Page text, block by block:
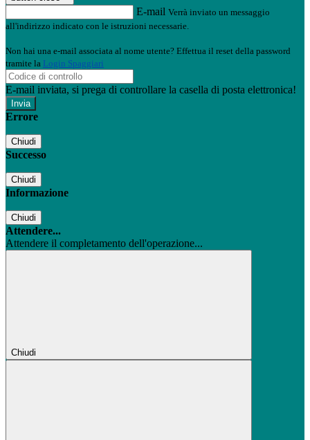
E-mail Verrà inviato un messaggio
all'indirizzo indicato con le istruzioni necessarie.
Non hai una e-mail associata al nome utente? Effettua il reset della password
tramite la Login Spaggiari
E-mail inviata, si prega di controllare la casella di posta elettronica!
Errore
Chiudi
Successo
Chiudi
Informazione
Chiudi
Attendere...
Attendere il completamento dell'operazione...
Chiudi